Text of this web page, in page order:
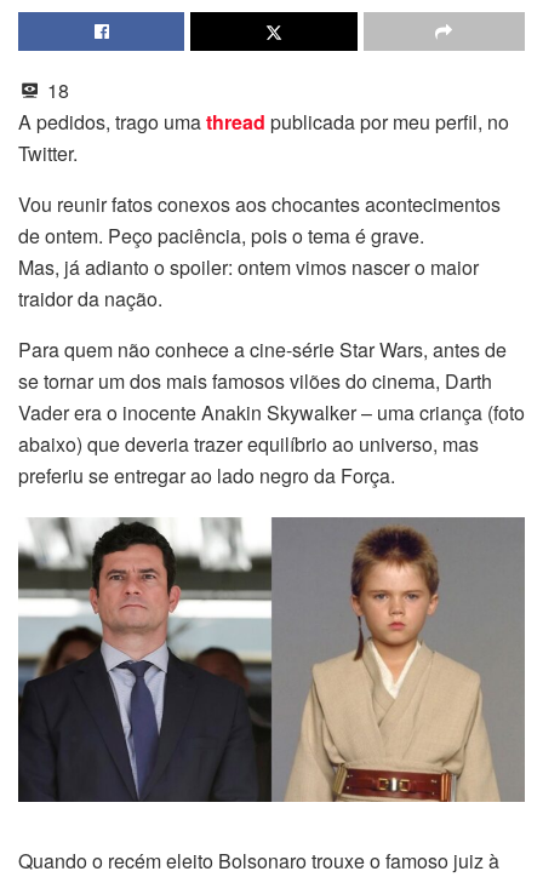
18
A pedidos, trago umathread publicada por meu perfil, no
Twitter.
Vou reunir fatos conexos aos chocantes acontecimentos
de ontem. Peço paciência, pois o tema é grave.
Mas, já adianto o spoiler: ontem vimos nascer o maior
traidor da nação.
Para quem não conhece a cine-série Star Wars, antes de
se tornar um dos mais famosos vilões do cinema, Darth
Vader era o inocente Anakin Skywalker – uma criança (foto
abaixo) que deveria trazer equilíbrio ao universo, mas
preferiu se entregar ao lado negro da Força.
Quando o recém eleito Bolsonaro trouxe o famoso juiz à